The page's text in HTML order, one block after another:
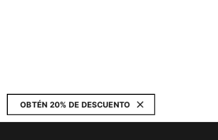
OBTÉN 20% DE DESCUENTO